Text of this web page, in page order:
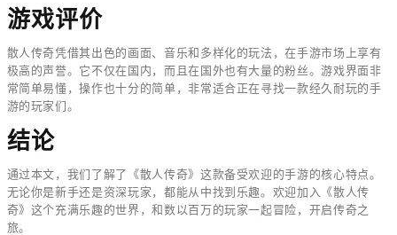
游戏评价
散人传奇凭借其出色的画面、音乐和多样化的玩法，在手游市场上享有
极高的声誉。它不仅在国内，而且在国外也有大量的粉丝。游戏界面非
常简单易懂，操作也十分的简单，非常适合正在寻找一款经久耐玩的手
游的玩家们。
结论
通过本文，我们了解了《散人传奇》这款备受欢迎的手游的核心特点。
无论你是新手还是资深玩家，都能从中找到乐趣。欢迎加入《散人传
奇》这个充满乐趣的世界，和数以百万的玩家一起冒险，开启传奇之
旅。